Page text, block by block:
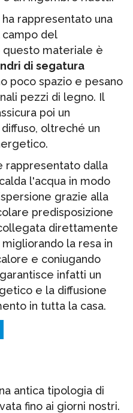
rappresentato una
del
questo materiale è
di segatura
poco spazio e pesano
pezzi di legno. Il
poi un
oltreché un
rappresentato dalla
l'acqua in modo
grazie alla
predisposizione
direttamente
la resa in
e coniugando
infatti un
e la diffusione
in tutta la casa.
antica tipologia di
fino ai giorni nostri.